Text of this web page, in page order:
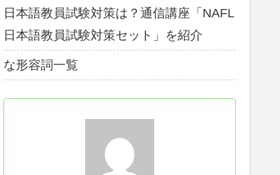
日本語教員試験対策は？通信講座「NAFL
日本語教員試験対策セット」を紹介
な形容詞一覧